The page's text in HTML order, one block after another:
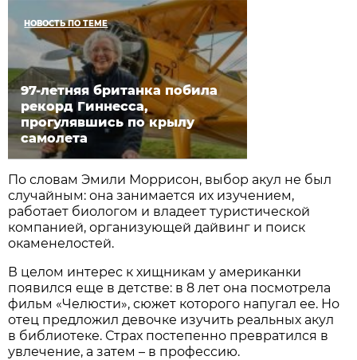
НОВОСТЬ ПО ТЕМЕ
97-летняя британка побила
рекорд Гиннесса,
прогулявшись по крылу
самолета
По словам Эмили Моррисон, выбор акул не был
случайным: она занимается их изучением,
работает биологом и владеет туристической
компанией, организующей дайвинг и поиск
окаменелостей.
В целом интерес к хищникам у американки
появился еще в детстве: в 8 лет она посмотрела
фильм «Челюсти», сюжет которого напугал ее. Но
отец предложил девочке изучить реальных акул
в библиотеке. Страх постепенно превратился в
увлечение, а затем – в профессию.